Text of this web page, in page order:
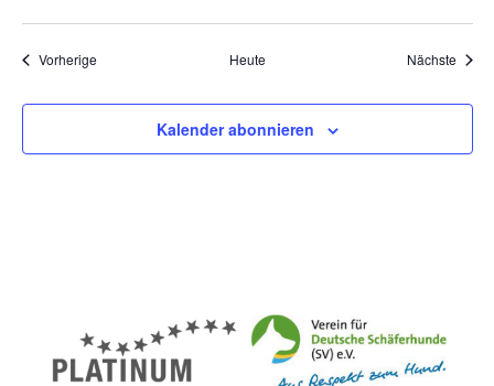
VorherigeVeranstaltungen Heute Nächste
Kalender abonnieren